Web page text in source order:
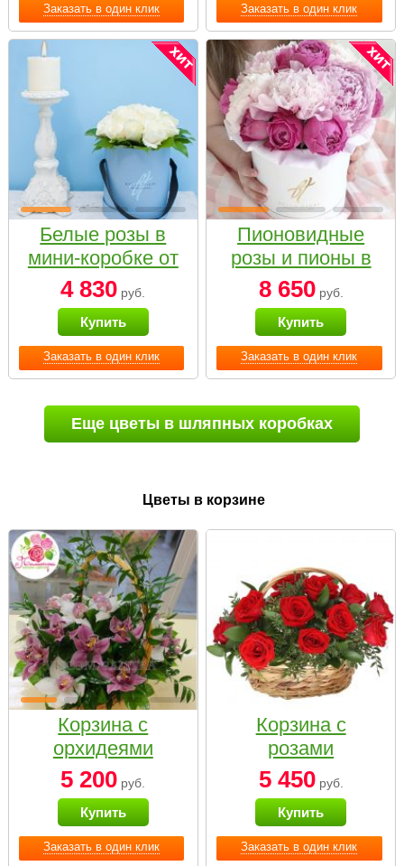
Заказать в один клик Заказать в один клик
Заказать в один клик
Белые розы в
мини-коробке от
Bella Fiori
4 830 руб.
Купить
Заказать в один клик
Пионовидные
розы и пионы в
белой коробке
Small
8 650руб.
Купить
Еще цветы в шляпных коробках
Цветы в корзине
Заказать в один клик
Корзина с
орхидеями
малая
5 200 руб.
Купить
Заказать в один клик
Корзина с
розами
«Красный
Париж»
5 450руб.
Купить